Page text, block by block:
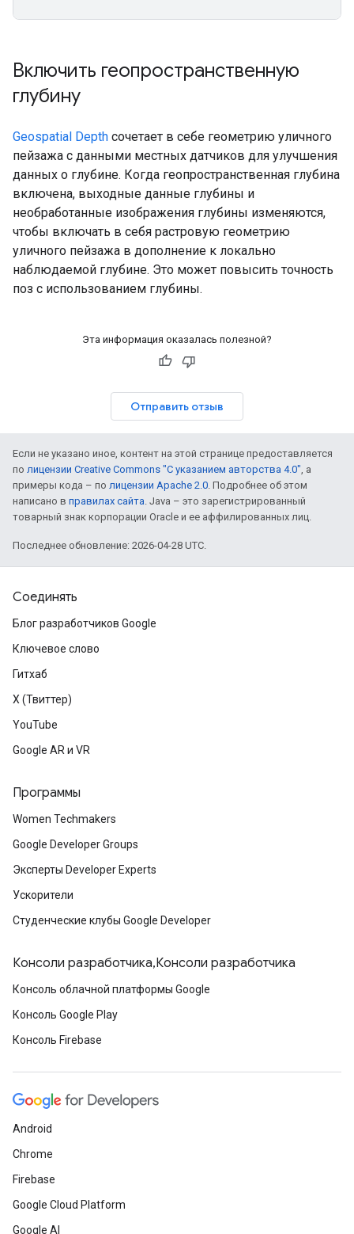
Включить геопространственную
глубину
Geospatial Depth сочетает в себе геометрию уличного
пейзажа с данными местных датчиков для улучшения
данных о глубине. Когда геопространственная глубина
включена, выходные данные глубины и
необработанные изображения глубины изменяются,
чтобы включать в себя растровую геометрию
уличного пейзажа в дополнение к локально
наблюдаемой глубине. Это может повысить точность
поз с использованием глубины.
Эта информация оказалась полезной?
Отправить отзыв
Если не указано иное, контент на этой странице предоставляется
по лицензии Creative Commons "С указанием авторства 4.0" , а
примеры кода – по лицензии Apache 2.0 . Подробнее об этом
написано в правилах сайта . Java – это зарегистрированный
товарный знак корпорации Oracle и ее аффилированных лиц.
Последнее обновление: 2026-04-28 UTC.
Соединять
Блог разработчиков Google
Ключевое слово
Гитхаб
X (Твиттер)
YouTube
Google AR и VR
Программы
Women Techmakers
Google Developer Groups
Эксперты Developer Experts
Ускорители
Студенческие клубы Google Developer
Консоли разработчика,Консоли разработчика
Консоль облачной платформы Google
Консоль Google Play
Консоль Firebase
Android
Chrome
Firebase
Google Cloud Platform
Google AI